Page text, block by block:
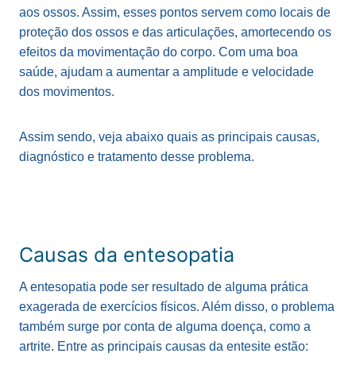
aos ossos. Assim, esses pontos servem como locais de
proteção dos ossos e das articulações, amortecendo os
efeitos da movimentação do corpo. Com uma boa
saúde, ajudam a aumentar a amplitude e velocidade
dos movimentos.
Assim sendo, veja abaixo quais as principais causas,
diagnóstico e tratamento desse problema.
Causas da entesopatia
A entesopatia pode ser resultado de alguma prática
exagerada de exercícios físicos. Além disso, o problema
também surge por conta de alguma doença, como a
artrite. Entre as principais causas da entesite estão: